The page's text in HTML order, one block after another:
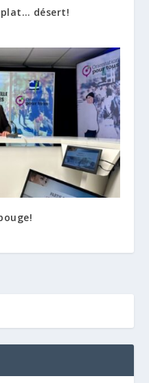
plat… désert!